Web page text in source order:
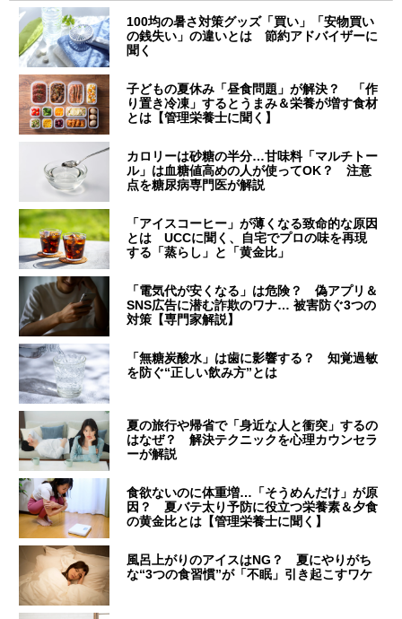
100均の暑さ対策グッズ「買い」「安物買い
の銭失い」の違いとは 節約アドバイザーに
聞く
子どもの夏休み「昼食問題」が解決？ 「作
り置き冷凍」するとうまみ＆栄養が増す食材
とは【管理栄養士に聞く】
カロリーは砂糖の半分…甘味料「マルチトー
ル」は血糖値高めの人が使ってOK？ 注意
点を糖尿病専門医が解説
「アイスコーヒー」が薄くなる致命的な原因
とは UCCに聞く、自宅でプロの味を再現
する「蒸らし」と「黄金比」
「電気代が安くなる」は危険？ 偽アプリ＆
SNS広告に潜む詐欺のワナ… 被害防ぐ3つの
対策【専門家解説】
「無糖炭酸水」は歯に影響する？ 知覚過敏
を防ぐ“正しい飲み方”とは
夏の旅行や帰省で「身近な人と衝突」するの
はなぜ？ 解決テクニックを心理カウンセラ
ーが解説
食欲ないのに体重増…「そうめんだけ」が原
因？ 夏バテ太り予防に役立つ栄養素＆夕食
の黄金比とは【管理栄養士に聞く】
風呂上がりのアイスはNG？ 夏にやりがち
な“3つの食習慣”が「不眠」引き起こすワケ